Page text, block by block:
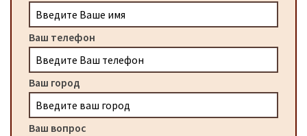
Ваш телефон
Ваш город
Ваш вопрос